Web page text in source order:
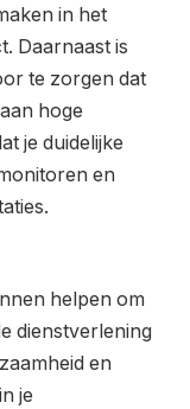
in het
Daarnaast is
te zorgen dat
hoge
je duidelijke
en
helpen om
dienstverlening
en
je